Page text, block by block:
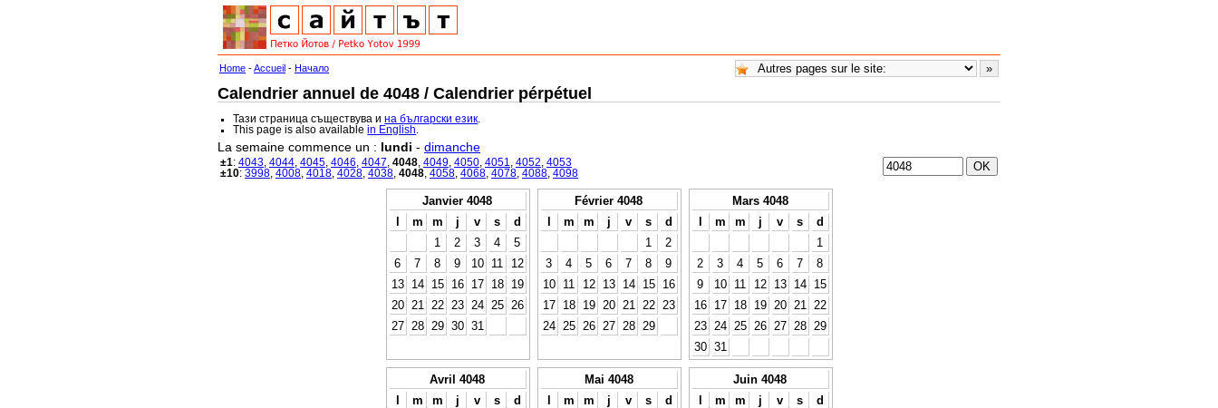
Home -Accueil - Начало
Calendrier annuel de 4048 / Calendrier pérpétuel
Тази страница съществува ина български език
This page is also availablein English
La semaine commence un : lundi - dimanche
±1: 4043 4044 4045 4046 4047 4048 4049 4050 4051 4052 4053
±10: 3998 4008 4018 4028 4038 4048 4058 4068 4078 4088 4098
Janvier 4048
l
m m j v s
d
1
2 3 4
5
6
7 8 9 10 11
12
13
14 15 16 17 18
19
20
21 22 23 24 25
26
27
28 29 30 31
Février 4048
l
m m j v s
d
1
2
3
4 5 6 7 8
9
10
11 12 13 14 15
16
17
18 19 20 21 22
23
24
25 26 27 28 29
Mars 4048
l
m m j v s
d
1
2
3 4 5 6 7
8
9
10 11 12 13 14
15
16
17 18 19 20 21
22
23
24 25 26 27 28
29
30 31
Avril 4048
l
m m j v s
d
Mai 4048
l
m m j v s
d
Juin 4048
l
m m j v s
d